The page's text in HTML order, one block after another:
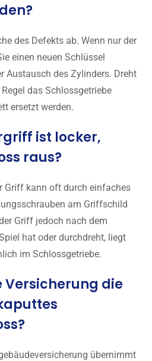
des Defekts ab. Wenn nur der
einen neuen Schlüssel
Austausch des Zylinders. Dreht
das Schlossgetriebe
ersetzt werden.
ist locker,
raus?
Griff kann oft durch einfaches
am Griffschild
Griff jedoch nach dem
hat oder durchdreht, liegt
im Schlossgetriebe.
die
übernimmt